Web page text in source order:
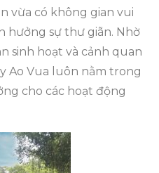
vừa có không gian vui
hưởng sự thư giãn. Nhờ
sinh hoạt và cảnh quan
Ao Vua luôn nằm trong
cho các hoạt động